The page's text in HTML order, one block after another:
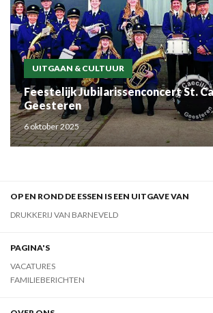
UITGAAN & CULTUUR
Feestelijk Jubilarissenconcert St.
Geesteren
6 oktober 2025
OP EN ROND DE ESSEN IS EEN UITGAVE VAN
DRUKKERIJ VAN BARNEVELD
PAGINA'S
VACATURES
FAMILIEBERICHTEN